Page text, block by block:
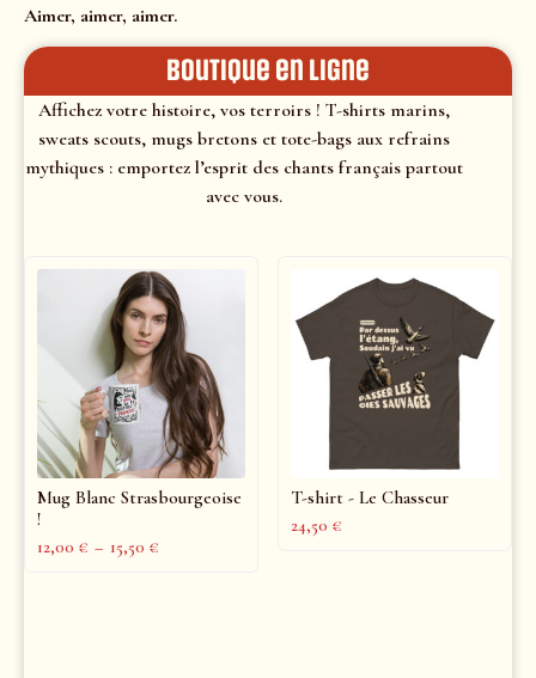
Aimer, aimer, aimer.
Boutique en ligne
Affichez votre histoire, vos terroirs ! T-shirts marins,
sweats scouts, mugs bretons et tote-bags aux refrains
mythiques : emportez l’esprit des chants français partout
avec vous.
Mug Blanc Strasbourgeoise
!
12,00 € – 15,50 €
T-shirt - Le Chasseur
24,50 €